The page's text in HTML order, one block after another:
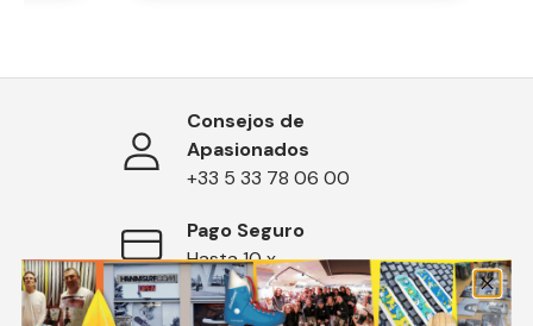
Consejos de
Apasionados
+33 5 33 78 06 00
Pago Seguro
Hasta 10 x
Devoluciones Fáciles